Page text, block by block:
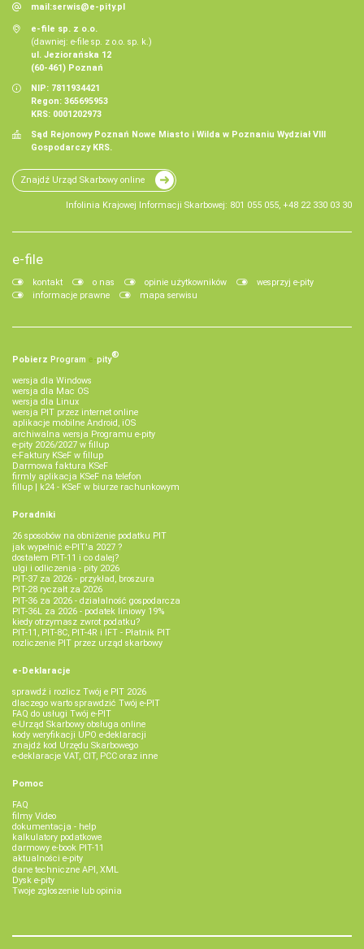
mail:serwis@e-pity.pl
e-file sp. z o.o.
(dawniej: e-file sp. z o.o. sp. k.)
ul. Jeziorańska 12
(60-461) Poznań
NIP: 7811934421
Regon: 365695953
KRS: 0001202973
Sąd Rejonowy Poznań Nowe Miasto i Wilda w Poznaniu Wydział VIII
Gospodarczy KRS.
Znajdź Urząd Skarbowy online
Infolinia Krajowej Informacji Skarbowej: 801 055 055, +48 22 330 03 30
e-file
kontakt o nas opinie użytkowników
wesprzyj e-pity
informacje prawne
mapa serwisu
Pobierz Program e‑pity®
wersja dla Windows
wersja dla Mac OS
wersja dla Linux
wersja PIT przez internet online
aplikacje mobilne Android, iOS
archiwalna wersja Programu e-pity
e-pity 2026/2027 w fillup
e‑Faktury KSeF w fillup
Darmowa faktura KSeF
firmly aplikacja KSeF na telefon
fillup | k24 - KSeF w biurze rachunkowym
Poradniki
26 sposobów na obniżenie podatku PIT
jak wypełnić e-PIT'a 2027 ?
dostałem PIT-11 i co dalej?
ulgi i odliczenia - pity 2026
PIT-37 za 2026 - przykład, broszura
PIT-28 ryczałt za 2026
PIT-36 za 2026 - działalność gospodarcza
PIT-36L za 2026 - podatek liniowy 19%
kiedy otrzymasz zwrot podatku?
PIT-11, PIT-8C, PIT-4R i IFT - Płatnik PIT
rozliczenie PIT przez urząd skarbowy
e-Deklaracje
sprawdź i rozlicz Twój e PIT 2026
dlaczego warto sprawdzić Twój e-PIT
FAQ do usługi Twój e-PIT
e-Urząd Skarbowy obsługa online
kody weryfikacji UPO e-deklaracji
znajdź kod Urzędu Skarbowego
e-deklaracje VAT, CIT, PCC oraz inne
Pomoc
FAQ
filmy Video
dokumentacja - help
kalkulatory podatkowe
darmowy e-book PIT-11
aktualności e-pity
dane techniczne API, XML
Dysk e-pity
Twoje zgłoszenie lub opinia